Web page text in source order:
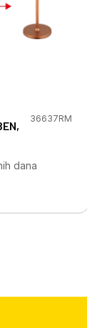
36637RM
dana